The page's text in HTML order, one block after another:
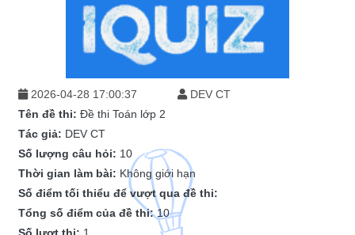
2026-04-28 17:00:37
DEV CT
Tên đề thi: Đề thi Toán lớp 2
Tác giả: DEV CT
Số lượng câu hỏi: 10
Thời gian làm bài: Không giới hạn
Số điểm tối thiểu để vượt qua đề thi:
Tổng số điểm của đề thi:10